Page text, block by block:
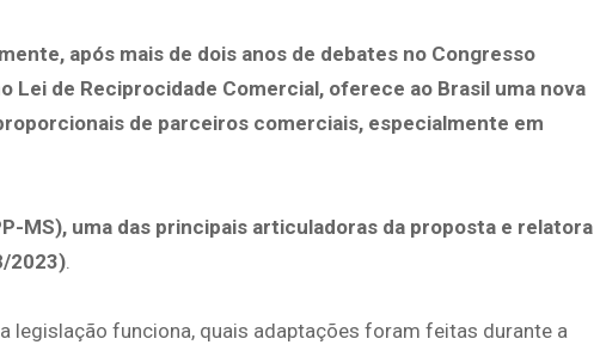
após mais de dois anos de debates no Congresso
Lei de Reciprocidade Comercial, oferece ao Brasil uma nova
de parceiros comerciais, especialmente em
MS), uma das principais articuladoras da proposta e relatora
2023).
legislação funciona, quais adaptações foram feitas durante a